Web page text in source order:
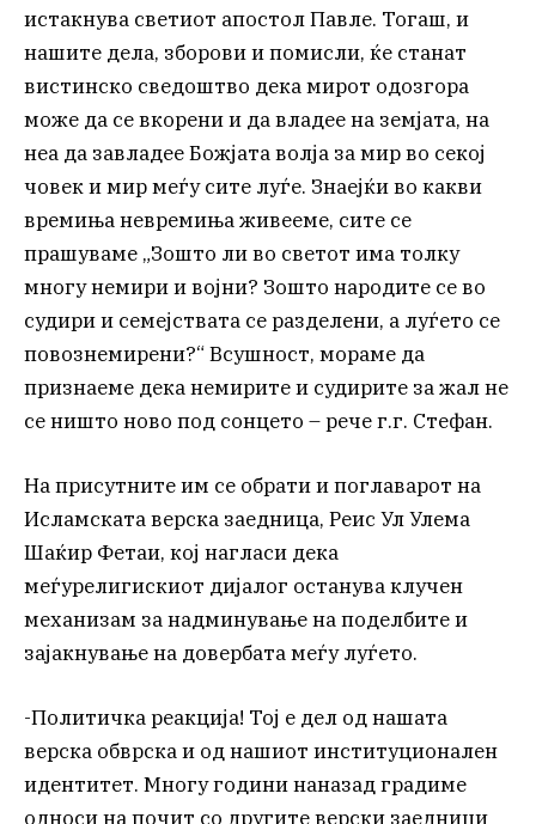
истакнува светиот апостол Павле. Тогаш, и
нашите дела, зборови и помисли, ќе станат
вистинско сведоштво дека мирот одозгора
може да се вкорени и да владее на земјата, на
неа да завладее Божјата волја за мир во секој
човек и мир меѓу сите луѓе. Знаејќи во какви
времиња невремиња живееме, сите се
прашуваме „Зошто ли во светот има толку
многу немири и војни? Зошто народите се во
судири и семејствата се разделени, а луѓето се
повознемирени?“ Всушност, мораме да
признаеме дека немирите и судирите за жал не
се ништо ново под сонцето – рече г.г. Стефан.
На присутните им се обрати и поглаварот на
Исламската верска заедница, Реис Ул Улема
Шаќир Фетаи, кој нагласи дека
меѓурелигискиот дијалог останува клучен
механизам за надминување на поделбите и
зајакнување на довербата меѓу луѓето.
-Политичка реакција! Тој е дел од нашата
верска обврска и од нашиот институционален
идентитет. Многу години наназад градиме
односи на почит со другите верски заедници